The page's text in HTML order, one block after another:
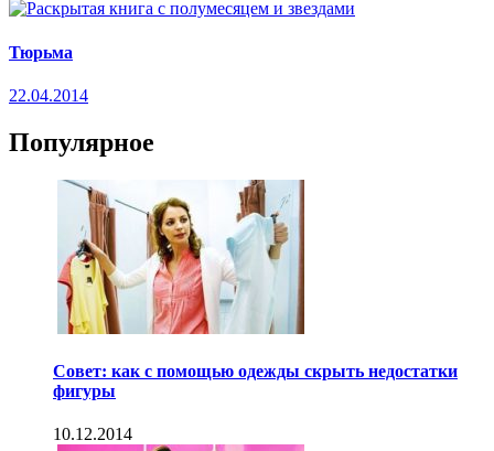
Тюрьма
22.04.2014
Популярное
Совет: как с помощью одежды скрыть недостатки
фигуры
10.12.2014